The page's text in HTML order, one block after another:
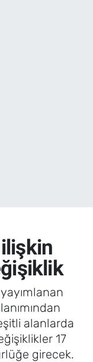
alanlarda
17
girecek.